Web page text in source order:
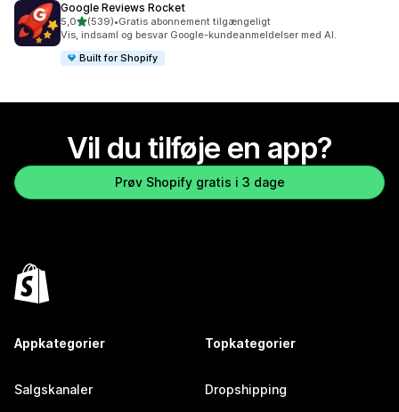
Google Reviews Rocket
5,0ud af 5 stjerner
(539)
539 anmeldelser i alt
•Gratis abonnement tilgængeligt
Vis, indsaml og besvar Google-kundeanmeldelser med AI.
Built for Shopify
Vil du tilføje en app?
Prøv Shopify gratis i 3 dage
Appkategorier
Salgskanaler
Topkategorier
Dropshipping